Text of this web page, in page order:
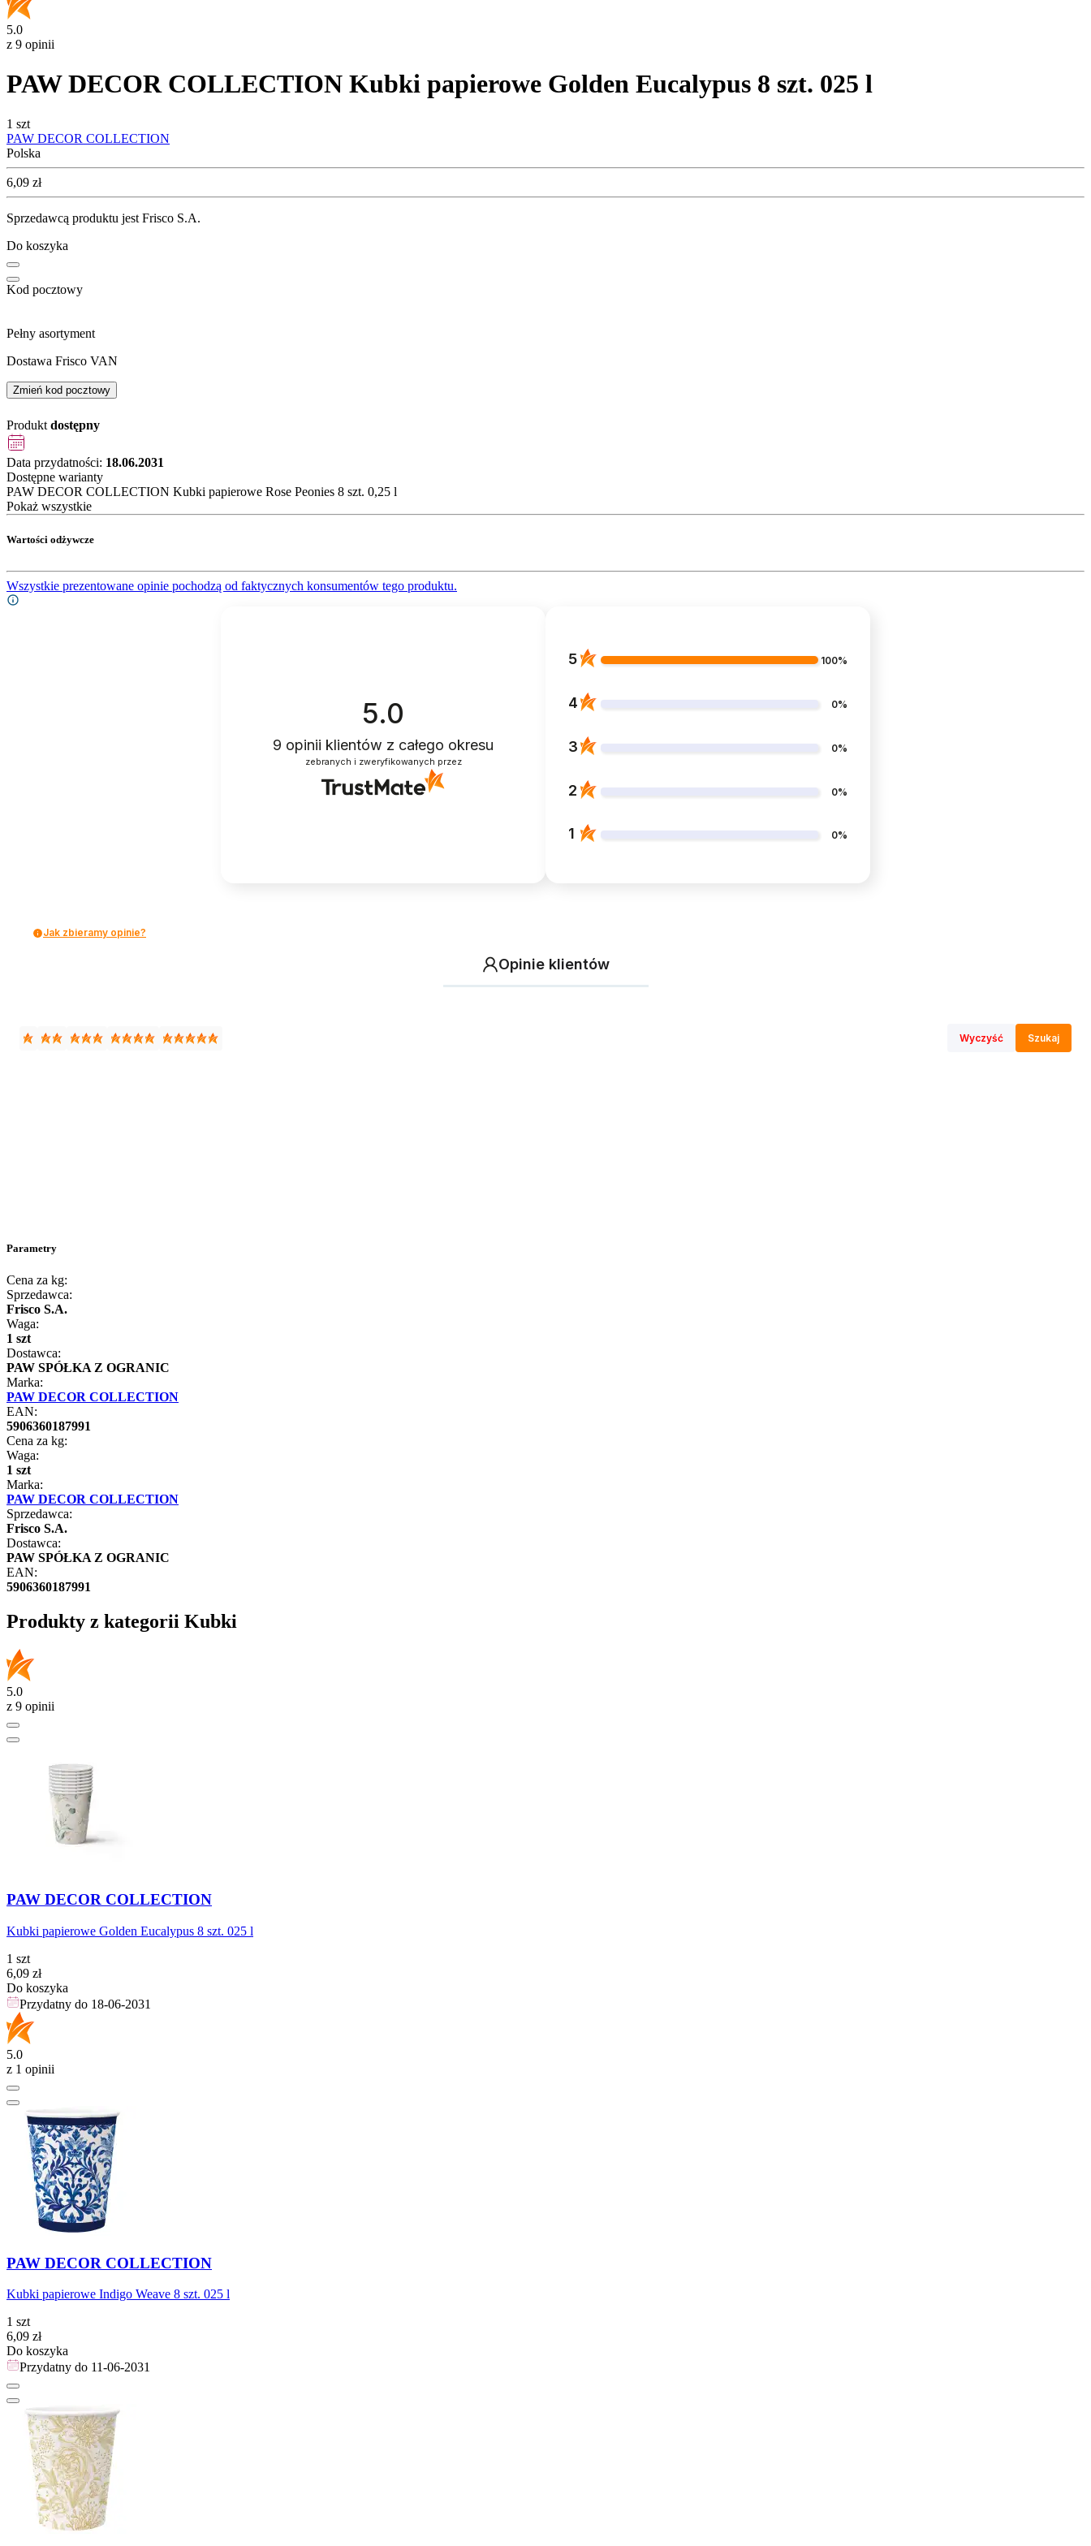
5.0
z 9 opinii
PAW DECOR COLLECTION Kubki papierowe Golden Eucalypus 8 szt. 025 l
1 szt
PAW DECOR COLLECTION
Polska
Cena
6,09 zł
Sprzedawcą produktu jest Frisco S.A.
Do koszyka
Kod pocztowy
Pełny asortyment
Dostawa Frisco VAN
Zmień kod pocztowy
Produkt dostępny
Data przydatności: 18.06.2031
Dostępne warianty
PAW DECOR COLLECTION Kubki papierowe Rose Peonies 8 szt. 0,25 l
Pokaż wszystkie
Wartości odżywcze
Wszystkie prezentowane opinie pochodzą od faktycznych konsumentów tego produktu.
5.0
9 opinii klientów z całego okresu
zebranych i zweryfikowanych przez
5 100%
4 0%
3 0%
2 0%
1 0%
Jak zbieramy opinie?
Opinie klientów
Wyczyść Szukaj
Parametry
Cena za kg:
Sprzedawca:
Frisco S.A.
Waga:
1 szt
Dostawca:
PAW SPÓŁKA Z OGRANIC
Marka:
PAW DECOR COLLECTION
EAN:
5906360187991
Cena za kg:
Waga:
1 szt
Marka:
PAW DECOR COLLECTION
Sprzedawca:
Frisco S.A.
Dostawca:
PAW SPÓŁKA Z OGRANIC
EAN:
5906360187991
Produkty z kategorii Kubki
5.0
z 9 opinii
PAW DECOR COLLECTION
Kubki papierowe Golden Eucalypus 8 szt. 025 l
1 szt
Cena
6,09 zł
Do koszyka
Przydatny do 18-06-2031
5.0
z 1 opinii
PAW DECOR COLLECTION
Kubki papierowe Indigo Weave 8 szt. 025 l
1 szt
Cena
6,09 zł
Do koszyka
Przydatny do 11-06-2031